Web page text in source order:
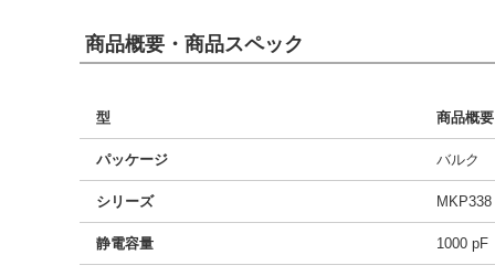
商品概要・商品スペック
型 商品概要
パッケージ バルク
シリーズ MKP338
静電容量 1000 pF